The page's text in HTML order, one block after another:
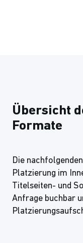
Übersicht
Formate
Die
Platzierung im
Titelseiten- und
Anfrage buchbar